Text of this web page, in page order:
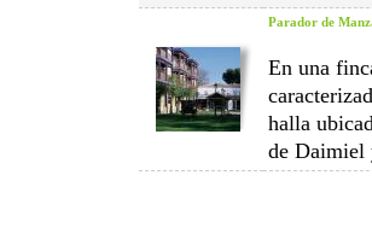
Parador de
En una
halla
de Daimiel